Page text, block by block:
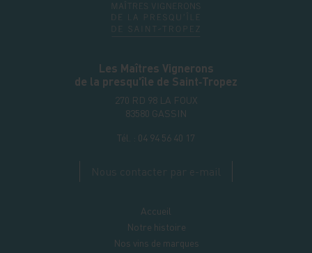
Les Maîtres Vignerons
de la presqu'île de Saint‑Tropez
270 RD 98 LA FOUX
83580 GASSIN
Tél. : 04 94 56 40 17
Accueil
Notre histoire
Nos vins de marques